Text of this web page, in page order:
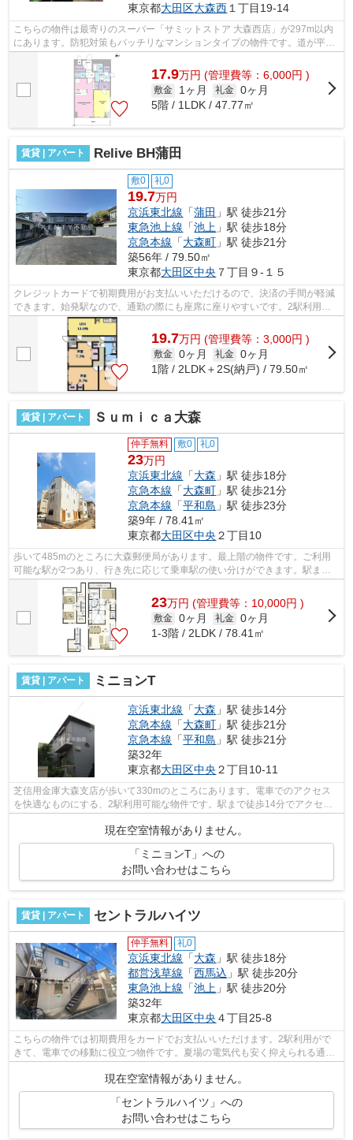
東京都大田区大森西 １丁目19-14
こちらの物件は最寄りのスーパー「サミットストア 大森西店」が297m以内
にあります。防犯対策もバッチリなマンションタイプの物件です。道が平坦
だと買い物も快適にできますね。お使い...
17.9万円 (管理費等：6,000円 )
敷金 1ヶ月 礼金 0ヶ月
5階 / 1LDK / 47.77㎡
賃貸 | アパート Relive BH蒲田
敷0 礼0
19.7万円
京浜東北線 「蒲田 」駅 徒歩21分
東急池上線 「池上 」駅 徒歩18分
京急本線 「大森町 」駅 徒歩21分
築56年 / 79.50㎡
東京都大田区中央 ７丁目９-１５
クレジットカードで初期費用がお支払いいただけるので、決済の手間が軽減
できます。始発駅なので、通勤の際にも座席に座りやすいです。2駅利用可
能な物件で目的地に応じて路線を選ぶこ...
19.7万円 (管理費等：3,000円 )
敷金 0ヶ月 礼金 0ヶ月
1階 / 2LDK＋2S(納戸) / 79.50㎡
賃貸 | アパート Ｓｕｍｉｃａ大森
仲手無料 敷0 礼0
23万円
京浜東北線 「大森 」駅 徒歩18分
京急本線 「大森町 」駅 徒歩21分
京急本線 「平和島 」駅 徒歩23分
築9年 / 78.41㎡
東京都大田区中央 ２丁目10
歩いて485mのところに大森郵便局があります。最上階の物件です。ご利用
可能な駅が2つあり、行き先に応じて乗車駅の使い分けができます。駅まで
平坦な場所で移動もラクな物件です。通風...
23万円 (管理費等：10,000円 )
敷金 0ヶ月 礼金 0ヶ月
1-3階 / 2LDK / 78.41㎡
賃貸 | アパート ミニョンT
京浜東北線 「大森 」駅 徒歩14分
京急本線 「大森町 」駅 徒歩21分
京急本線 「平和島 」駅 徒歩21分
築32年
東京都大田区中央 ２丁目10-11
芝信用金庫大森支店が歩いて330mのところにあります。電車でのアクセス
を快適なものにする、2駅利用可能な物件です。駅まで徒歩14分でアクセス
現在空室情報がありません。
「ミニョンT」への
お問い合わせはこちら
賃貸 | アパート セントラルハイツ
仲手無料 礼0
京浜東北線 「大森 」駅 徒歩18分
都営浅草線 「西馬込 」駅 徒歩20分
東急池上線 「池上 」駅 徒歩20分
築32年
東京都大田区中央 ４丁目25-8
こちらの物件では初期費用をカードでお支払いいただけます。2駅利用がで
きて、電車での移動に役立つ物件です。夏場の電気代も安く抑えられる通風
現在空室情報がありません。
「セントラルハイツ」への
お問い合わせはこちら